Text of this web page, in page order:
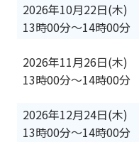
2026年10月22日(木)
13時00分〜14時00分
2026年11月26日(木)
13時00分〜14時00分
2026年12月24日(木)
13時00分〜14時00分